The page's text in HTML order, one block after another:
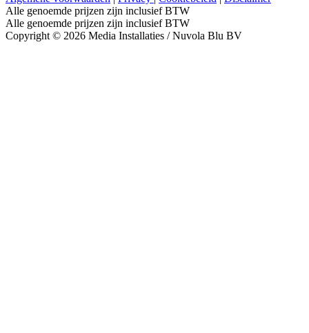
Alle genoemde prijzen zijn inclusief BTW
Alle genoemde prijzen zijn inclusief BTW
Copyright © 2026 Media Installaties / Nuvola Blu BV